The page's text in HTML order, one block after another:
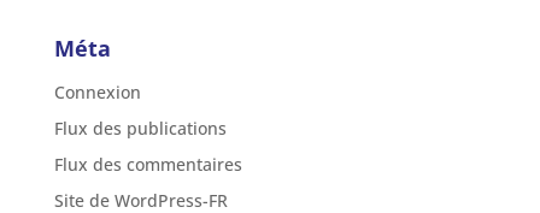
Méta
Connexion
Flux des publications
Flux des commentaires
Site de WordPress-FR